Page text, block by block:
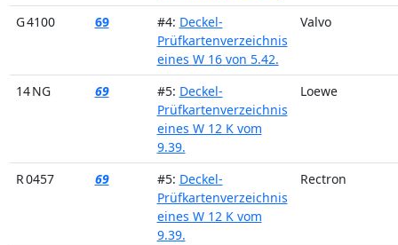
G 4100 69 #4: Deckel-
Prüfkartenverzeichnis
eines W 16 von 5.42.
Valvo
14 NG 69 #5: Deckel-
Prüfkartenverzeichnis
eines W 12 K vom
9.39.
Loewe
R 0457 69 #5: Deckel-
Prüfkartenverzeichnis
eines W 12 K vom
9.39.
Rectron